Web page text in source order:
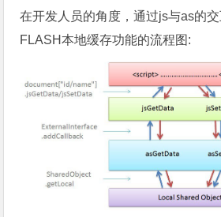
在开发人员的角度，通过js与as的
FLASH本地缓存功能的流程图: